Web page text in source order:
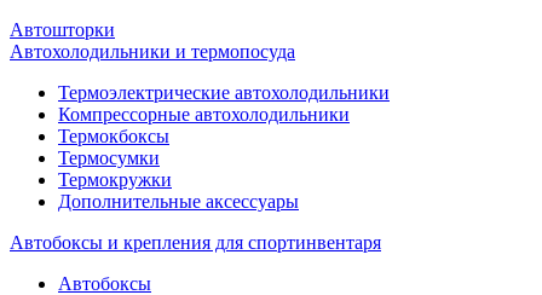
Автошторки
Автохолодильники и термопосуда
Термоэлектрические автохолодильники
Компрессорные автохолодильники
Термокбоксы
Термосумки
Термокружки
Дополнительные аксессуары
Автобоксы и крепления для спортинвентаря
Автобоксы